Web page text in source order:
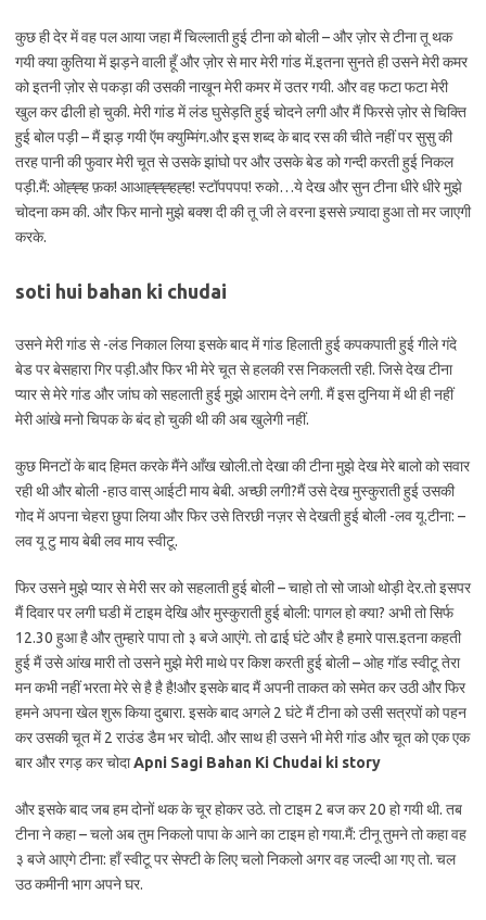
कुछ ही देर में वह पल आया जहा मैं चिल्लाती हुई टीना को बोली – और ज़ोर से टीना तू थक
गयी क्या कुतिया में झड़ने वाली हूँ और ज़ोर से मार मेरी गांड में.इतना सुनते ही उसने मेरी कमर
को इतनी ज़ोर से पकड़ा की उसकी नाखून मेरी कमर में उतर गयी. और वह फटा फटा मेरी
खुल कर ढीली हो चुकी. मेरी गांड में लंड घुसेड़ति हुई चोदने लगी और मैं फिरसे ज़ोर से चिक्ति
हुई बोल पड़ी – मैं झड़ गयी ऍम क्युम्मिंग.और इस शब्द के बाद रस की चीते नहीं पर सुसु की
तरह पानी की फुवार मेरी चूत से उसके झांघो पर और उसके बेड को गन्दी करती हुई निकल
पड़ी.मैं: ओह्ह्ह फ़क! आआह्ह्ह्हह्ह! स्टॉपपपप! रुको…ये देख और सुन टीना धीरे धीरे मुझे
चोदना कम की. और फिर मानो मुझे बक्श दी की तू जी ले वरना इससे ज़्यादा हुआ तो मर जाएगी
करके.
soti hui bahan ki chudai
उसने मेरी गांड से -लंड निकाल लिया इसके बाद में गांड हिलाती हुई कपकपाती हुई गीले गंदे
बेड पर बेसहारा गिर पड़ी.और फिर भी मेरे चूत से हलकी रस निकलती रही. जिसे देख टीना
प्यार से मेरे गांड और जांघ को सहलाती हुई मुझे आराम देने लगी. मैं इस दुनिया में थी ही नहीं
मेरी आंखे मनो चिपक के बंद हो चुकी थी की अब खुलेगी नहीं.
कुछ मिनटों के बाद हिमत करके मैंने आँख खोली.तो देखा की टीना मुझे देख मेरे बालो को सवार
रही थी और बोली -हाउ वास् आईटी माय बेबी. अच्छी लगी?मैं उसे देख मुस्कुराती हुई उसकी
गोद में अपना चेहरा छुपा लिया और फिर उसे तिरछी नज़र से देखती हुई बोली -लव यू.टीना: –
लव यू टु माय बेबी लव माय स्वीटू.
फिर उसने मुझे प्यार से मेरी सर को सहलाती हुई बोली – चाहो तो सो जाओ थोड़ी देर.तो इसपर
मैं दिवार पर लगी घडी में टाइम देखि और मुस्कुराती हुई बोली: पागल हो क्या? अभी तो सिर्फ
12.30 हुआ है और तुम्हारे पापा तो ३ बजे आएंगे. तो ढाई घंटे और है हमारे पास.इतना कहती
हुई मैं उसे आंख मारी तो उसने मुझे मेरी माथे पर किश करती हुई बोली – ओह गॉड स्वीटू तेरा
मन कभी नहीं भरता मेरे से है है है!और इसके बाद मैं अपनी ताकत को समेत कर उठी और फिर
हमने अपना खेल शुरू किया दुबारा. इसके बाद अगले 2 घंटे मैं टीना को उसी सत्रपों को पहन
कर उसकी चूत में 2 राउंड डैम भर चोदी. और साथ ही उसने भी मेरी गांड और चूत को एक एक
बार और रगड़ कर चोदाApni Sagi Bahan Ki Chudai ki story
और इसके बाद जब हम दोनों थक के चूर होकर उठे. तो टाइम 2 बज कर 20 हो गयी थी. तब
टीना ने कहा – चलो अब तुम निकलो पापा के आने का टाइम हो गया.मैं: टीनू तुमने तो कहा वह
३ बजे आएगे टीना: हाँ स्वीटू पर सेफ्टी के लिए चलो निकलो अगर वह जल्दी आ गए तो. चल
उठ कमीनी भाग अपने घर.